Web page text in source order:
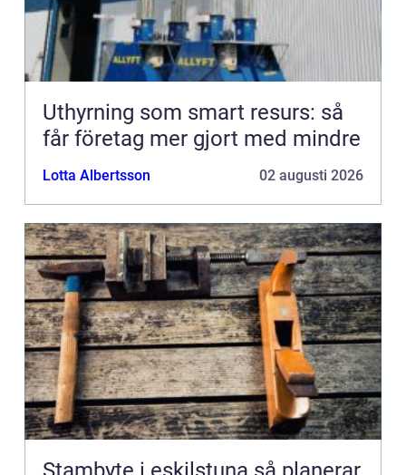
Uthyrning som smart resurs: så
får företag mer gjort med mindre
Lotta Albertsson 02 augusti 2026